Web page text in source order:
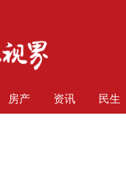
房产 资讯 民生